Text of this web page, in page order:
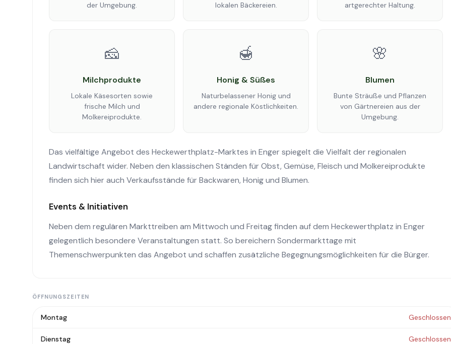
der Umgebung.
lokalen Bäckereien.
artgerechter Haltung.
🧀
Milchprodukte
Lokale Käsesorten sowie
frische Milch und
Molkereiprodukte.
🍯
Honig & Süßes
Naturbelassener Honig und
andere regionale Köstlichkeiten.
🌸
Blumen
Bunte Sträuße und Pflanzen
von Gärtnereien aus der
Umgebung.
Das vielfältige Angebot des Heckewerthplatz-Marktes in Enger spiegelt die Vielfalt der regionalen
Landwirtschaft wider. Neben den klassischen Ständen für Obst, Gemüse, Fleisch und Molkereiprodukte
finden sich hier auch Verkaufsstände für Backwaren, Honig und Blumen.
Events & Initiativen
Neben dem regulären Markttreiben am Mittwoch und Freitag finden auf dem Heckewerthplatz in Enger
gelegentlich besondere Veranstaltungen statt. So bereichern Sondermarkttage mit
Themenschwerpunkten das Angebot und schaffen zusätzliche Begegnungsmöglichkeiten für die Bürger.
ÖFFNUNGSZEITEN
Montag Geschlossen
Dienstag Geschlossen